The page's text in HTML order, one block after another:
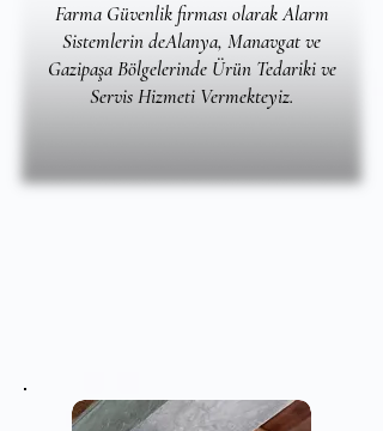
Farma Güvenlik firması olarak Alarm
Sistemlerin deAlanya, Manavgat ve
Gazipaşa Bölgelerinde Ürün Tedariki ve
Servis Hizmeti Vermekteyiz.